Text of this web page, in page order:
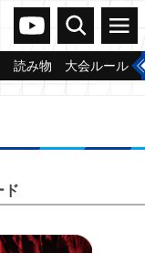
ヴァンガードch
検索 メニュー
読み物 大会ルール
ド